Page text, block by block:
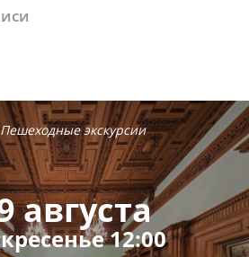
Пешеходные экскурсии
августа
12:00